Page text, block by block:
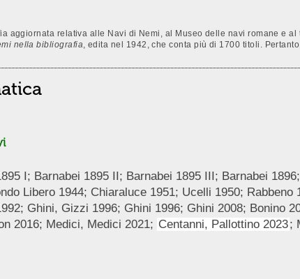
aggiornata relativa alle Navi di Nemi, al Museo delle navi romane e
nella bibliografia , edita nel 1942, che conta più di 1700 titoli.
I; Barnabei 1895 II; Barnabei 1895 III; Barnabei
Libero 1944; Chiaraluce 1951; Ucelli 1950;
Ghini, Gizzi 1996; Ghini 1996; Ghini 2008; Bonino
2016; Medici, Medici 2021; Centanni, Pallottino 2023;